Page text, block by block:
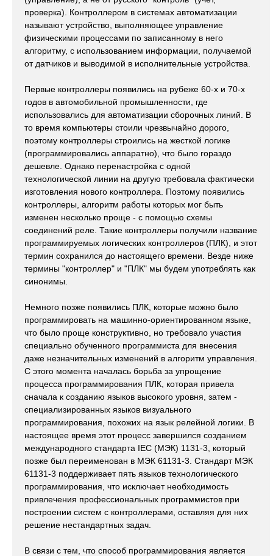
проверка). Контроллером в системах автоматизации
называют устройство, выполняющее управление
физическими процессами по записанному в него
алгоритму, с использованием информации, получаемой
от датчиков и выводимой в исполнительные устройства.
Первые контроллеры появились на рубеже 60-х и 70-х
годов в автомобильной промышленности, где
использовались для автоматизации сборочных линий. В
то время компьютеры стоили чрезвычайно дорого,
поэтому контроллеры строились на жесткой логике
(программировались аппаратно), что было гораздо
дешевле. Однако перенастройка с одной
технологической линии на другую требовала фактически
изготовления нового контроллера. Поэтому появились
контроллеры, алгоритм работы которых мог быть
изменен несколько проще - с помощью схемы
соединений реле. Такие контроллеры получили название
программируемых логических контроллеров (ПЛК), и этот
термин сохранился до настоящего времени. Везде ниже
термины "контроллер" и "ПЛК" мы будем употреблять как
синонимы.
Немного позже появились ПЛК, которые можно было
программировать на машинно-ориентированном языке,
что было проще конструктивно, но требовало участия
специально обученного программиста для внесения
даже незначительных изменений в алгоритм управления.
С этого момента началась борьба за упрощение
процесса программирования ПЛК, которая привела
сначала к созданию языков высокого уровня, затем -
специализированных языков визуального
программирования, похожих на язык релейной логики. В
настоящее время этот процесс завершился созданием
международного стандарта IEC (МЭК) 1131-3, который
позже был переименован в МЭК 61131-3. Стандарт МЭК
61131-3 поддерживает пять языков технологического
программирования, что исключает необходимость
привлечения профессиональных программистов при
построении систем с контроллерами, оставляя для них
решение нестандартных задач.
В связи с тем, что способ программирования является